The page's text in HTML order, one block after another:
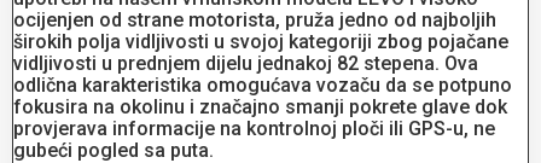
ocijenjen od strane motorista, pruža jedno od najboljih
širokih polja vidljivosti u svojoj kategoriji zbog pojačane
vidljivosti u prednjem dijelu jednakoj 82 stepena. Ova
odlična karakteristika omogućava vozaču da se potpuno
fokusira na okolinu i značajno smanji pokrete glave dok
provjerava informacije na kontrolnoj ploči ili GPS-u, ne
gubeći pogled sa puta.